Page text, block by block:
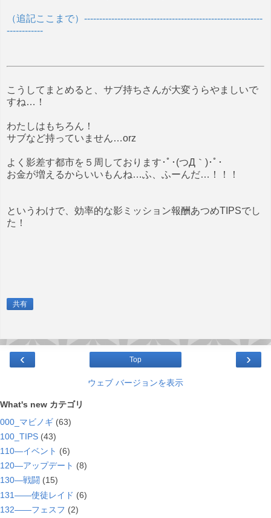
（追記ここまで）-----------------------------------------------------------
------------
こうしてまとめると、サブ持ちさんが大変うらやましいで
すね…！
わたしはもちろん！
サブなど持っていません…orz
よく影差す都市を５周しております･ﾟ･(つД｀)･ﾟ･
お金が増えるからいいもんね…ふ、ふーんだ…！！！
というわけで、効率的な影ミッション報酬あつめTIPSでし
た！
共有
‹ ›
Top
ウェブ バージョンを表示
What's new カテゴリ
000_マビノギ (63)
100_TIPS (43)
110―イベント (6)
120―アップデート (8)
130―戦闘 (15)
131――使徒レイド (6)
132――フェスフ (2)